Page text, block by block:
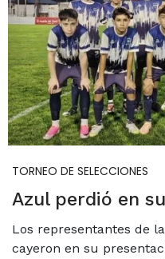
TORNEO DE SELECCIONES
Azul perdió en
Los representantes de
cayeron en su